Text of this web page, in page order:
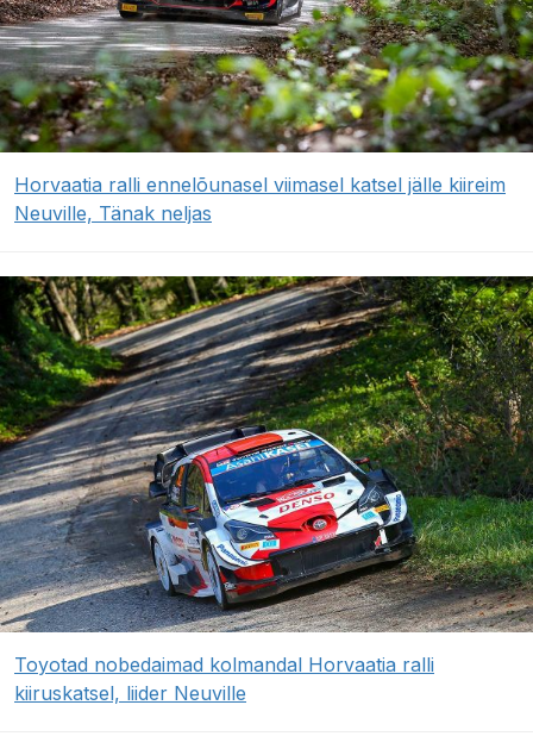
Horvaatia ralli ennelõunasel viimasel katsel jälle kiireim
Neuville, Tänak neljas
Toyotad nobedaimad kolmandal Horvaatia ralli
kiiruskatsel, liider Neuville